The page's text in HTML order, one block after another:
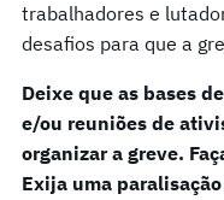
trabalhadores e
desafios para que a
Deixe que as bases
e/ou reuniões de
organizar a greve.
Exija uma